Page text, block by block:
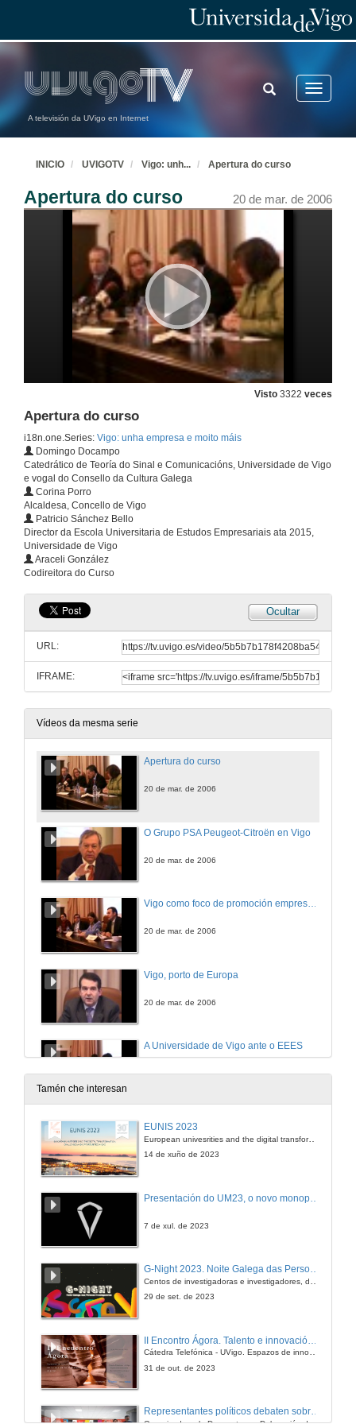
A televisión da UVigo en Internet
Toggle
TOGGLE
SEARCH
INICIO UVIGOTV Vigo: unh... Apertura do curso
Apertura do curso 20 de mar. de 2006
Visto 3322 veces
Apertura do curso
i18n.one.Series: Vigo: unha empresa e moito máis
Domingo Docampo
Catedrático de Teoría do Sinal e Comunicacións, Universidade de Vigo
e vogal do Consello da Cultura Galega
Corina Porro
Alcaldesa, Concello de Vigo
Patricio Sánchez Bello
Director da Escola Universitaria de Estudos Empresariais ata 2015,
Universidade de Vigo
Araceli González
Codireitora do Curso
Ocultar
URL:
IFRAME:
Vídeos da mesma serie
Apertura do curso
20 de mar. de 2006
O Grupo PSA Peugeot-Citroën en Vigo
20 de mar. de 2006
Vigo como foco de promoción empresarial
20 de mar. de 2006
Vigo, porto de Europa
20 de mar. de 2006
A Universidade de Vigo ante o EEES
20 de mar. de 2006
21 de mar. de 2006
21 de mar. de 2006
23 de mar. de 2006
Tamén che interesan
EUNIS 2023
European univesrities and the digital transformation: challenges and opportunities ahead
14 de xuño de 2023
7 de xul. de 2023
G-Night 2023. Noite Galega das Persoas Investigadoras. Conciencias creativas
29 de set. de 2023
Cátedra Telefónica - UVigo. Espazos de innovación
31 de out. de 2023
Representantes políticos debaten sobre educación e xuventude no campus de Pontevedra